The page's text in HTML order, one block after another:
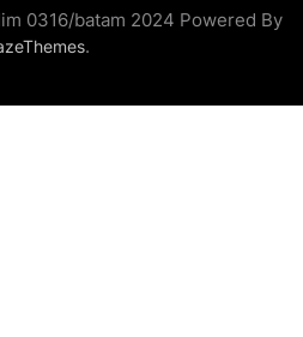
0316/batam 2024 Powered By
.